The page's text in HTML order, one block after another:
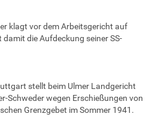
klagt vor dem Arbeitsgericht auf
die Aufdeckung seiner SS-
stellt beim Ulmer Landgericht
Schweder wegen Erschießungen von
Grenzgebet im Sommer 1941.